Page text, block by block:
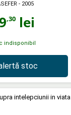
- 2005
,30 lei
indisponibil
stoc